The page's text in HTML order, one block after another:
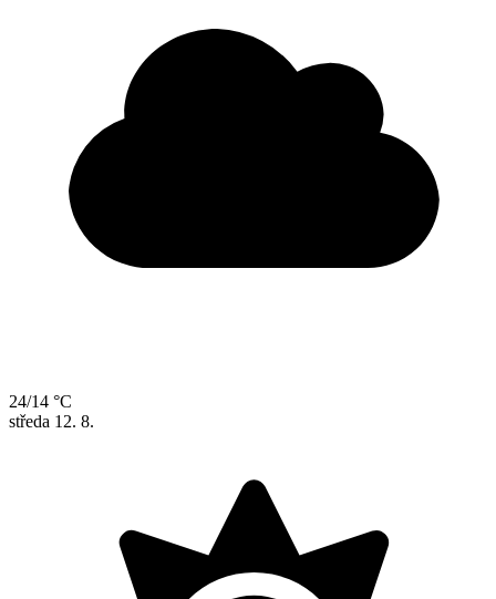
24/14 °C
středa 12. 8.